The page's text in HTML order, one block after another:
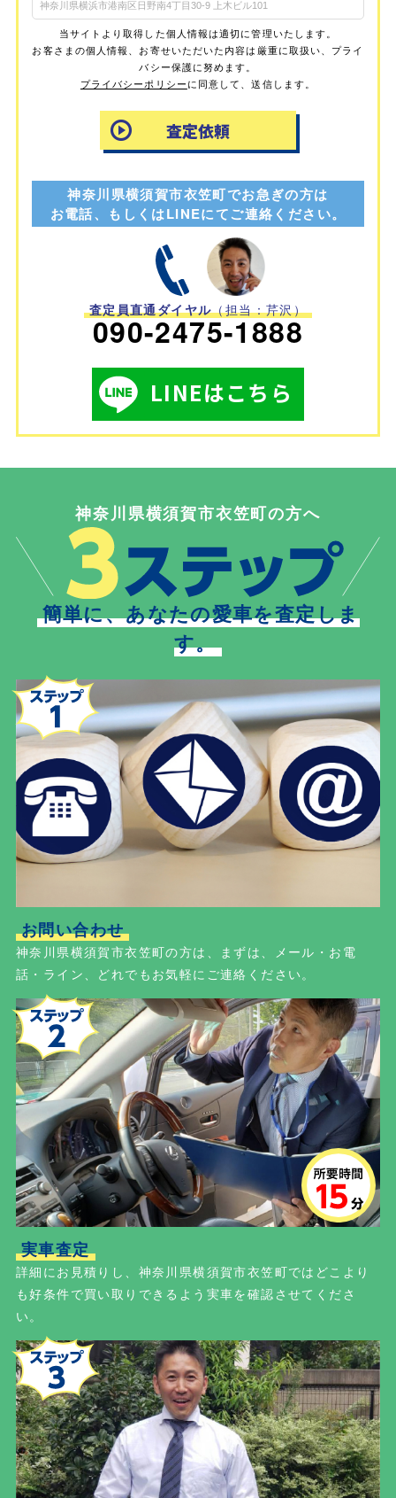
当サイトより取得した個人情報は適切に管理いたします。
お客さまの個人情報、お寄せいただいた内容は厳重に取扱い、プライ
バシー保護に努めます。
プライバシーポリシーに同意して、送信します。
神奈川県横須賀市衣笠町でお急ぎの方は
お電話、もしくはLINEにてご連絡ください。
査定員直通ダイヤル（担当：芹沢）
090-2475-1888
LINEはこちら
神奈川県横須賀市衣笠町の方へ
簡単に、あなたの愛車を査定しま
す。
お問い合わせ
神奈川県横須賀市衣笠町の方は、まずは、メール・お電
話・ライン、どれでもお気軽にご連絡ください。
実車査定
詳細にお見積りし、神奈川県横須賀市衣笠町ではどこより
も好条件で買い取りできるよう実車を確認させてくださ
い。